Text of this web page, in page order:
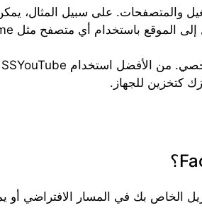
كتخزين للجهاز.